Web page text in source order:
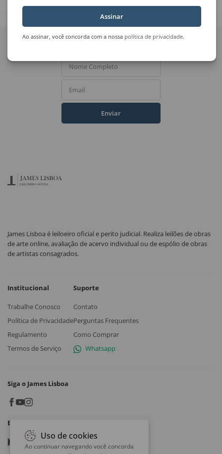
Assinar
Ao assinar, você concorda com a nossa política de privacidade.
Quer receber novidades
do Leilão de Arte?
Nome Completo
Email
Enviar
James Lisboa é leiloeiro oficial e perito judicial. Realiza leilões de obras
de arte online, avaliação de acervo individual ou de espólio de obras
de artistas consagrados.
Institucional
Trabalhe Conosco
Política de Privacidade
Regulamento
Termos de Serviço
Suporte
Contato
Perguntas Frequentes
Como Comprar
Whatsapp
Siga o James Lisboa
Baixe o App
Google play
Uso de cookies
Ao continuar navegando você concorda